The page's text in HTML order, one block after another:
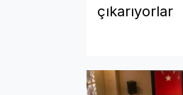
çıkarıyorlar